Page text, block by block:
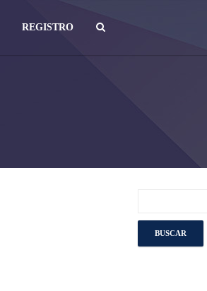
REGISTRO